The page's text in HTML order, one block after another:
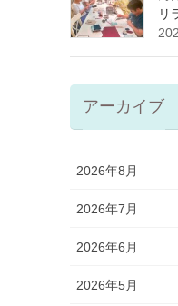
リ
アーカイブ
2026年8月
2026年7月
2026年6月
2026年5月